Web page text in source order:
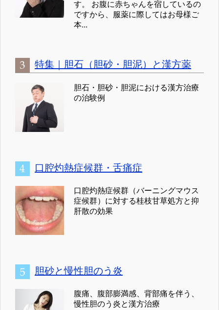
す。 お腹に赤ちゃんを宿しているの
ですから、服薬に際してはお母様ご
本...
特集｜胆石（胆砂・胆泥）と漢方薬
胆石・胆砂・胆泥における漢方治療
の治験例
口腔灼熱症候群・舌痛症
口腔灼熱症候群（バーニングマウス
症候群）に対する桂枝甘草処方と抑
肝散の効果
胆砂と慢性胆のう炎
腹痛、腹部膨満感、背部痛を伴う、
慢性胆のう炎と漢方治療